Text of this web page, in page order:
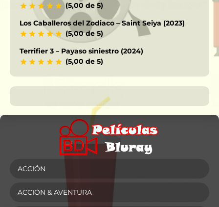
(5,00 de 5)
Los Caballeros del Zodiaco – Saint Seiya (2023)
(5,00 de 5)
Terrifier 3 – Payaso siniestro (2024)
(5,00 de 5)
ACCIÓN
ACCIÓN & AVENTURA